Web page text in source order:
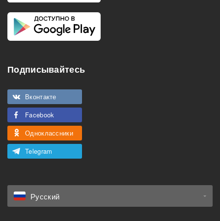
Подписывайтесь
Вконтакте
Facebook
Одноклассники
Telegram
Русский